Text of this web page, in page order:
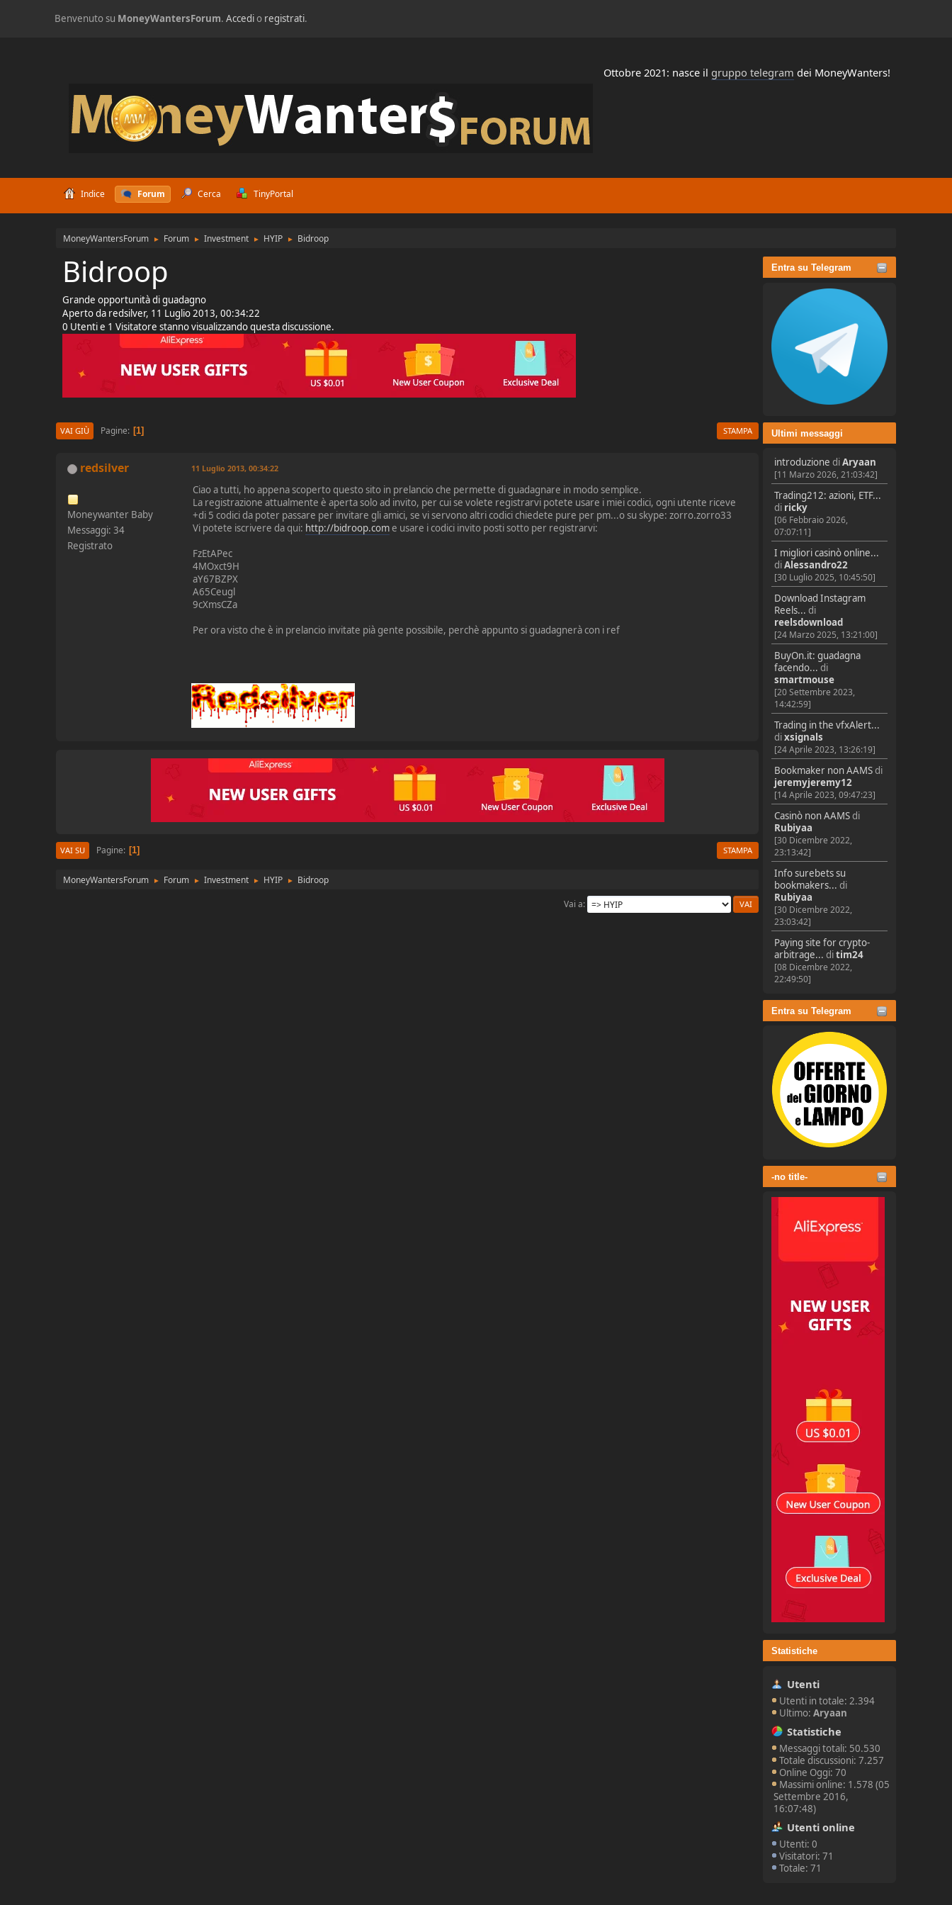
Benvenuto su MoneyWantersForum.Accedio registrati.
Ottobre 2021: nasce il gruppo telegram dei MoneyWanters!
Indice Forum Cerca TinyPortal
MoneyWantersForum ► Forum ► Investment ► HYIP ► Bidroop
Entra su Telegram
Ultimi messaggi
introduzione diAryaan
[11 Marzo 2026, 21:03:42]
Trading212: azioni, ETF...
di ricky
[06 Febbraio 2026,
07:07:11]
I migliori casinò online...
diAlessandro22
[30 Luglio 2025, 10:45:50]
Download Instagram
Reels... di
reelsdownload
[24 Marzo 2025, 13:21:00]
BuyOn.it: guadagna
facendo... di
smartmouse
[20 Settembre 2023,
14:42:59]
Trading in the vfxAlert...
dixsignals
[24 Aprile 2023, 13:26:19]
Bookmaker non AAMSdi
jeremyjeremy12
[14 Aprile 2023, 09:47:23]
Casinò non AAMSdi
Rubiyaa
[30 Dicembre 2022,
23:13:42]
Info surebets su
bookmakers... di
Rubiyaa
[30 Dicembre 2022,
23:03:42]
Paying site for crypto-
arbitrage... ditim24
[08 Dicembre 2022,
22:49:50]
Entra su Telegram
-no title-
Statistiche
Utenti
Utenti in totale: 2.394
Ultimo:Aryaan
Statistiche
Messaggi totali: 50.530
Totale discussioni: 7.257
Online Oggi: 70
Massimi online: 1.578 (05
Settembre 2016,
16:07:48)
Utenti online
Utenti: 0
Visitatori: 71
Totale: 71
Bidroop
Grande opportunità di guadagno
Aperto da redsilver, 11 Luglio 2013, 00:34:22
0 Utenti e 1 Visitatore stanno visualizzando questa discussione.
STAMPA
VAI GIÙ Pagine 1
redsilver
Moneywanter Baby
Messaggi: 34
Registrato
11 Luglio 2013, 00:34:22
Ciao a tutti, ho appena scoperto questo sito in prelancio che permette di guadagnare in modo semplice.
La registrazione attualmente è aperta solo ad invito, per cui se volete registrarvi potete usare i miei codici, ogni utente riceve
+di 5 codici da poter passare per invitare gli amici, se vi servono altri codici chiedete pure per pm...o su skype: zorro.zorro33
Vi potete iscrivere da qui: http://bidroop.come usare i codici invito posti sotto per registrarvi:
FzEtAPec
4MOxct9H
aY67BZPX
A65Ceugl
9cXmsCZa
Per ora visto che è in prelancio invitate pià gente possibile, perchè appunto si guadagnerà con i ref
STAMPA
VAI SU Pagine 1
MoneyWantersForum ► Forum ► Investment ► HYIP ►
Bidroop
Vai a